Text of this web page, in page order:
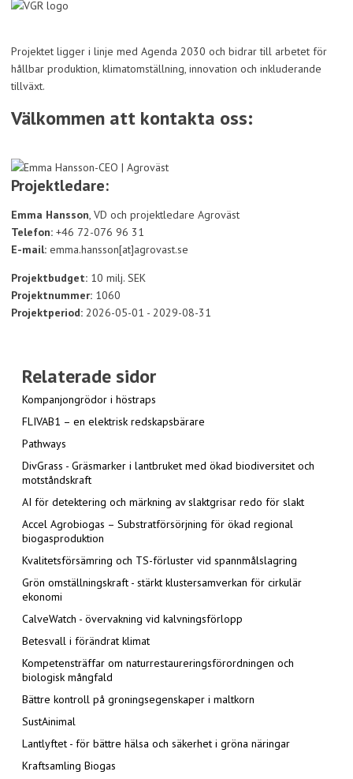
Projektet ligger i linje med Agenda 2030 och bidrar till arbetet för
hållbar produktion, klimatomställning, innovation och inkluderande
tillväxt.
Välkommen att kontakta oss:
Projektledare:
Emma Hansson , VD och projektledare Agroväst
Telefon: +46 72-076 96 31
E-mail: emma.hansson[at]agrovast.se
Projektbudget: 10 milj. SEK
Projektnummer: 1060
Projektperiod: 2026-05-01 - 2029-08-31
Relaterade sidor
Kompanjongrödor i höstraps
FLIVAB1 – en elektrisk redskapsbärare
Pathways
DivGrass - Gräsmarker i lantbruket med ökad biodiversitet och
motståndskraft
AI för detektering och märkning av slaktgrisar redo för slakt
Accel Agrobiogas – Substratförsörjning för ökad regional
biogasproduktion
Kvalitetsförsämring och TS-förluster vid spannmålslagring
Grön omställningskraft - stärkt klustersamverkan för cirkulär
ekonomi
CalveWatch - övervakning vid kalvningsförlopp
Betesvall i förändrat klimat
Kompetensträffar om naturrestaureringsförordningen och
biologisk mångfald
Bättre kontroll på groningsegenskaper i maltkorn
SustAinimal
Lantlyftet - för bättre hälsa och säkerhet i gröna näringar
Kraftsamling Biogas